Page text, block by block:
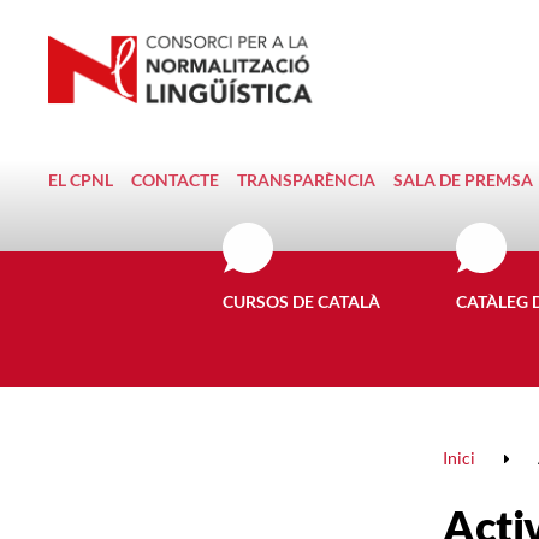
EL CPNL CONTACTE TRANSPARÈNCIA SALA DE PREMSA
CURSOS DE CATALÀ CATÀLEG
Inici